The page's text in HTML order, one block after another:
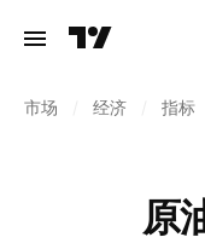
市场 经济 指标
原